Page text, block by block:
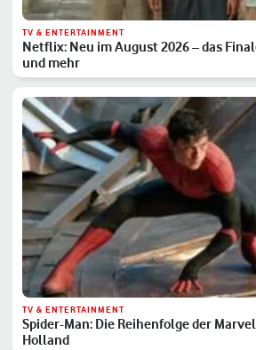
TV & ENTERTAINMENT
Netflix: Neu im August 2026 – das
und mehr
TV & ENTERTAINMENT
Spider-Man: Die Reihenfolge der
Holland